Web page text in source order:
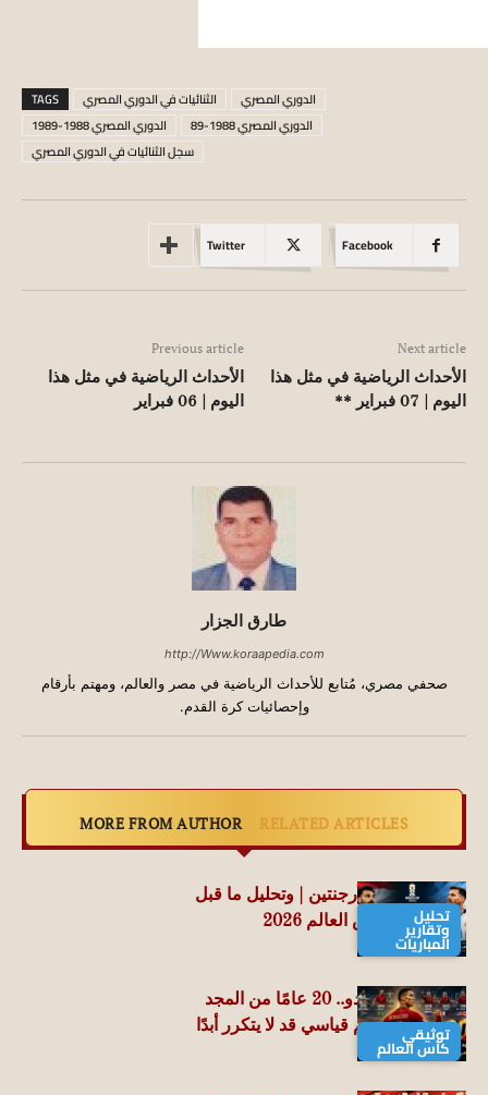
TAGS الثنائيات في الدوري المصري
الدوري المصري
الدوري المصري 1988-1989
الدوري المصري 1988-89
سجل الثنائيات في الدوري المصري
Facebook
Twitter
Previous article
الأحداث الرياضية في مثل هذا
اليوم | 06 فبراير
Next article
الأحداث الرياضية في مثل هذا
اليوم | 07 فبراير **
طارق الجزار
http://Www.koraapedia.com
صحفي مصري، مُتابع للأحداث الرياضية في مصر والعالم، ومهتم بأرقام
وإحصائيات كرة القدم.
RELATED ARTICLES
MORE FROM AUTHOR
تحليل
وتقارير
المباريات
مباراة مصر والأرجنتين | وتحليل ما قبل
المواجهة .. كأس العالم 2026
توثيقي
كأس العالم
كريستيانو رونالدو.. 20 عامًا من المجد
المونديالي ورقم قياسي قد لا يتكرر أبدًا